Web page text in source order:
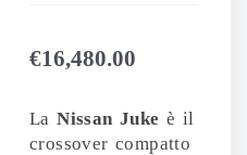
€16,480.00
LaNissan Juke è il
crossover compatto